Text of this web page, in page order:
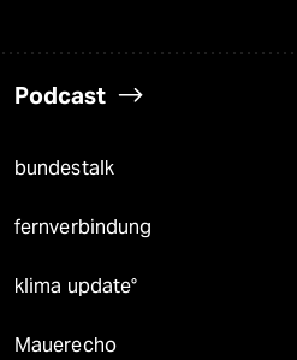
Podcast
bundestalk
fernverbindung
klima update°
Mauerecho